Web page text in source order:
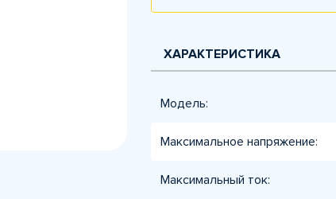
ХАРАКТЕРИСТИКА
Модель:
Максимальное напряжение:
Максимальный ток: